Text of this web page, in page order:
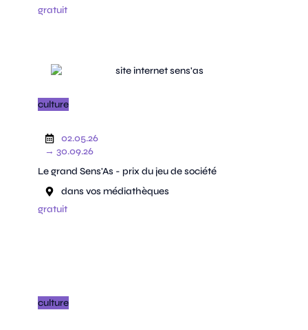
gratuit
culture
02.05.26
→ 30.09.26
Le grand Sens'As - prix du jeu de société
dans vos médiathèques
gratuit
culture